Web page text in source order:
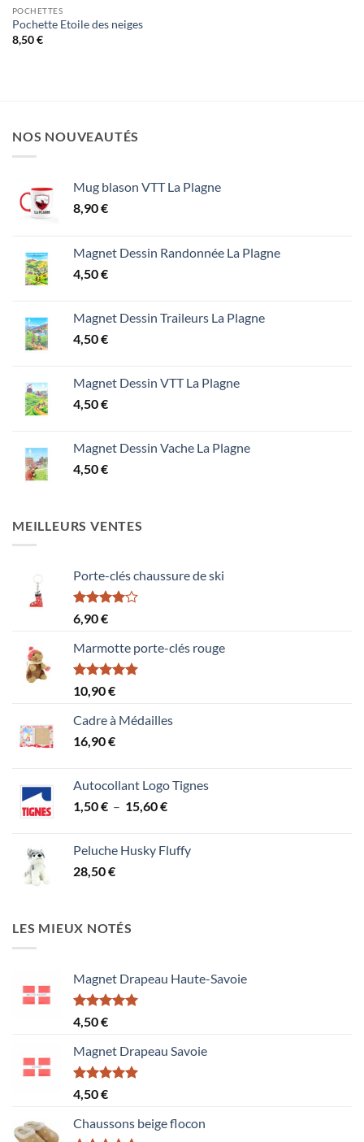
POCHETTES
Pochette Etoile des neiges
8,50€
NOS NOUVEAUTÉS
Mug blason VTT La Plagne
8,90€
Magnet Dessin Randonnée La Plagne
4,50€
Magnet Dessin Traileurs La Plagne
4,50€
Magnet Dessin VTT La Plagne
4,50€
Magnet Dessin Vache La Plagne
4,50€
MEILLEURS VENTES
Porte-clés chaussure de ski
Note
4.00
5
6,90€
Marmotte porte-clés rouge
Note5.00
sur 5
10,90€
Cadre à Médailles
16,90€
Autocollant Logo Tignes
1,50€ – 15,60€Plage
1,50 €
Peluche Husky Fluffy
28,50€
LES MIEUX NOTÉS
Magnet Drapeau Haute-Savoie
Note5.00
sur 5
4,50€
Magnet Drapeau Savoie
Note5.00
sur 5
4,50€
Chaussons beige flocon